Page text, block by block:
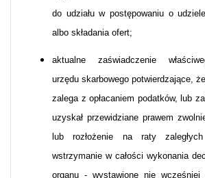
do udziału w postępowaniu o
albo składania ofert;
aktualne zaświadczenie
urzędu skarbowego potwierdzające,
zalega z opłacaniem podatków, lub
uzyskał przewidziane prawem
lub rozłożenie na raty
wstrzymanie w całości wykonania
organu - wystawione nie